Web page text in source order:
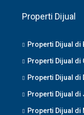
Properti Dijual
Properti Dijual di
Properti Dijual di
Properti Dijual di
Properti Dijual di
Properti Dijual di